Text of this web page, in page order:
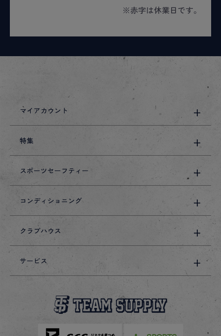
※赤字は休業日です。
マイアカウント
特集
スポーツセーフティー
コンディショニング
クラブハウス
サービス